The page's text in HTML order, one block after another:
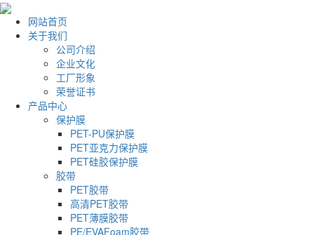
网站首页
关于我们
公司介绍
企业文化
工厂形象
荣誉证书
产品中心
保护膜
PET-PU保护膜
PET亚克力保护膜
PET硅胶保护膜
胶带
PET胶带
高清PET胶带
PET薄膜胶带
PE/EVAFoam胶带